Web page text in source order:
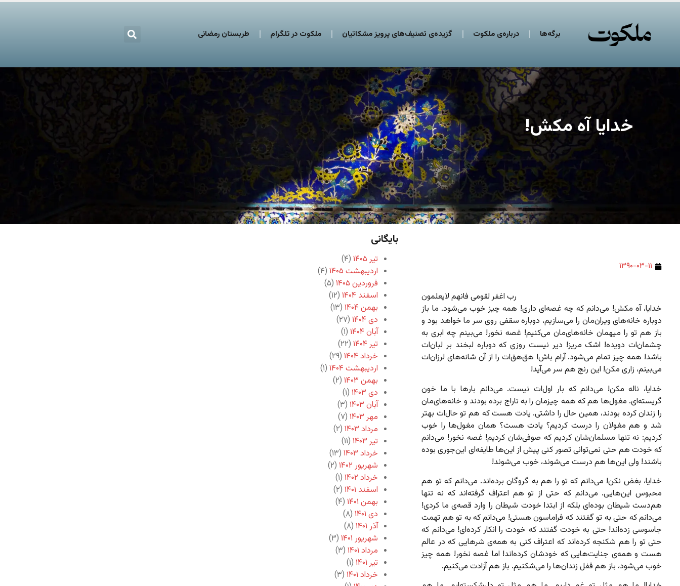
برگه‌ها درباره‌ی ملکوت گزیده‌ی تصنیف‌های پرویز مشکاتیان ملکوت در تلگرام طربستان رمضانی
خدایا آه مکش!
۱۳۹۰-۰۳-۱۱
رب اغفر لقومی فانهم لایعلمون
خدایا، آه مکش! می‌دانم که چه غصه‌ای داری! همه چیز خوب می‌شود. ما باز
دوباره خانه‌های‌ ویران‌مان را می‌سازیم، دوباره سقفی روی سر ما خواهد بود و
باز هم تو را میهمان خانه‌های‌مان می‌کنیم! غصه نخور! می‌بینم چه ابری به
چشمان‌ات دویده! اشک مریز! دیر نیست روزی که دوباره لبخند بر لبان‌ات
باشد! همه چیز تمام می‌شود. آرام‌ باش! هق‌هق‌ات را از آن شانه‌های لرزان‌ات
می‌بینم، زاری مکن! این رنج‌ هم سر می‌آید!
خدایا، ناله مکن! می‌دانم که بار اول‌ات نیست. می‌دانم بارها با ما خون
گریسته‌ای. مغول‌ها هم که همه چیزمان را به تاراج برده بودند و خانه‌های‌مان
را زندان کرده بودند، همین حال را داشتی. یادت هست که هم تو حال‌ات بهتر
شد و هم مغولان را درست کردیم؟ یادت هست؟ همان مغول‌ها را خوب
کردیم: نه تنها مسلمان‌شان کردیم که صوفی‌شان کردیم! غصه نخور! می‌دانم
که خودت هم حتی نمی‌توانی تصور کنی پیش از این‌ها طایفه‌ای این‌جوری بوده
باشند! ولی این‌ها هم درست می‌شوند، خوب‌ می‌شوند!
خدایا، بغض نکن! می‌دانم که تو را هم به گروگان برده‌اند. می‌دانم که تو هم
محبوس این‌هایی. می‌دانم که حتی از تو هم اعتراف گرفته‌اند که نه تنها
هم‌دست شیطان بوده‌ای بلکه از ابتدا خودت شیطان را وارد قصه‌ی ما کردی!
می‌دانم که حتی به تو گفتند که فراماسون هستی! می‌دانم که به تو هم تهمت
جاسوسی زده‌اند! حتی به خودت گفتند که خودت را انکار کرده‌ای! می‌دانم که
حتی تو را هم شکنجه کرده‌اند که اعتراف کنی به همه‌ی شرهایی که در عالم
هست و همه‌ی جنایت‌هایی که خودشان کرده‌اند! اما غصه نخور!‌ همه چیز
خوب می‌شود، باز هم قفل زندان‌ها را می‌شکنیم. باز هم آزادت می‌کنیم.
بایگانی
تیر ۱۴۰۵
(۴)
اردیبهشت ۱۴۰۵
(۴)
فروردین ۱۴۰۵
(۵)
اسفند ۱۴۰۴
(۱۲)
بهمن ۱۴۰۴
(۱۳)
دی ۱۴۰۴
(۲۷)
آبان ۱۴۰۴
(۱)
تیر ۱۴۰۴
(۲۲)
خرداد ۱۴۰۴
(۲۹)
اردیبهشت ۱۴۰۴
(۱)
بهمن ۱۴۰۳
(۲)
دی ۱۴۰۳
(۱)
آبان ۱۴۰۳
(۳)
مهر ۱۴۰۳
(۷)
مرداد ۱۴۰۳
(۲)
تیر ۱۴۰۳
(۱۱)
خرداد ۱۴۰۳
(۱۳)
شهریور ۱۴۰۲
(۲)
خرداد ۱۴۰۲
(۱)
اسفند ۱۴۰۱
(۲)
بهمن ۱۴۰۱
(۴)
دی ۱۴۰۱
(۸)
آذر ۱۴۰۱
(۸)
شهریور ۱۴۰۱
(۳)
مرداد ۱۴۰۱
(۳)
تیر ۱۴۰۱
(۱)
خرداد ۱۴۰۱
(۳)